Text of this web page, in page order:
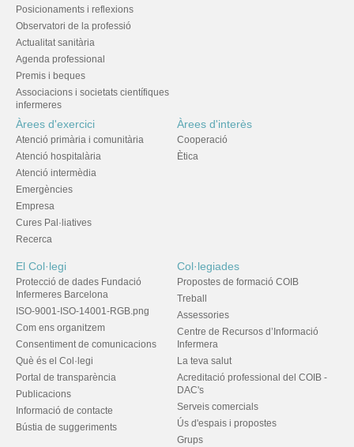
Posicionaments i reflexions
Observatori de la professió
Actualitat sanitària
Agenda professional
Premis i beques
Associacions i societats científiques
infermeres
Àrees d'exercici
Atenció primària i comunitària
Atenció hospitalària
Atenció intermèdia
Emergències
Empresa
Cures Pal·liatives
Recerca
Àrees d'interès
Cooperació
Ètica
El Col·legi
Protecció de dades Fundació
Infermeres Barcelona
ISO-9001-ISO-14001-RGB.png
Com ens organitzem
Consentiment de comunicacions
Què és el Col·legi
Portal de transparència
Publicacions
Informació de contacte
Bústia de suggeriments
Col·legiades
Propostes de formació COIB
Treball
Assessories
Centre de Recursos d’Informació
Infermera
La teva salut
Acreditació professional del COIB -
DAC's
Serveis comercials
Ús d'espais i propostes
Grups